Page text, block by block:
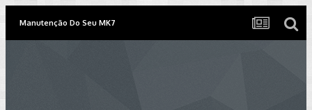
Manutenção Do Seu MK7